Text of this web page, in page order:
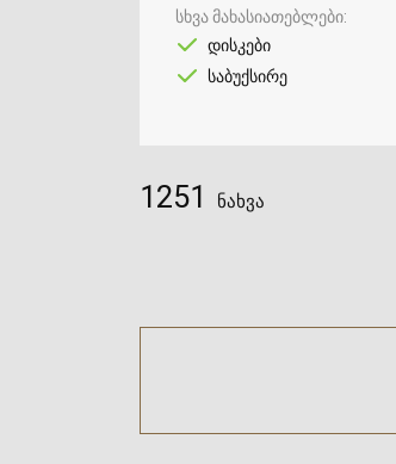
სხვა მახასიათებლები
დისკები
საბუქსირე
1251 ნახვა